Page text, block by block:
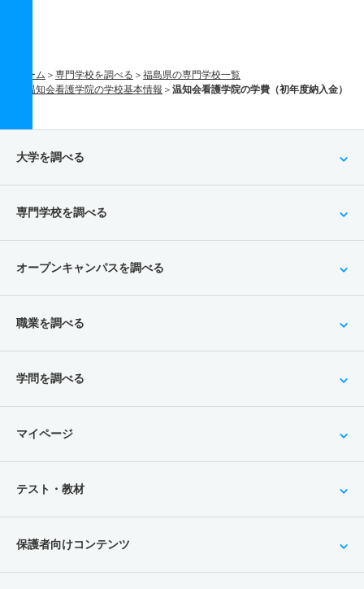
ホーム 専門学校を調べる
福島県の専門学校一覧
温知会看護学院の学校基本情報
温知会看護学院の学費（初年度納入金）
大学を調べる
専門学校を調べる
オープンキャンパスを調べる
職業を調べる
学問を調べる
マイページ
テスト・教材
保護者向けコンテンツ